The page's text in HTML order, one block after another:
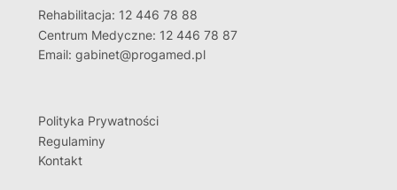
Rehabilitacja: 12 446 78 88
Centrum Medyczne: 12 446 78 87
Email: gabinet@progamed.pl
Polityka Prywatności
Regulaminy
Kontakt